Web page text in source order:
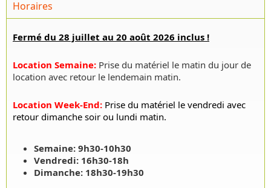
Horaires
Fermé du 28 juillet au 20 août 2026 inclus !
Location Semaine: Prise du matériel le matin du jour de
location avec retour le lendemain matin.
Location Week-End: Prise du matériel le vendredi avec
retour dimanche soir ou lundi matin.
Semaine: 9h30-10h30
Vendredi: 16h30-18h
Dimanche: 18h30-19h30